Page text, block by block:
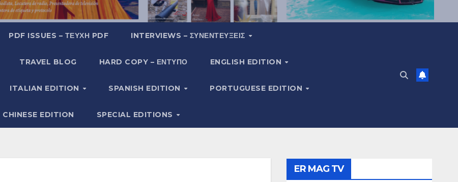
PDF ISSUES – ΤΕΎΧΗ PDF INTERVIEWS – ΣΥΝΕΝΤΕΎΞΕΙΣ
TRAVEL BLOG HARD COPY – ΈΝΤΥΠΟ ENGLISH EDITION
ITALIAN EDITION SPANISH EDITION PORTUGUESE EDITION
CHINESE EDITION SPECIAL EDITIONS
ER MAG TV